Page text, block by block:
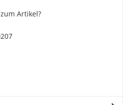
Artikel?